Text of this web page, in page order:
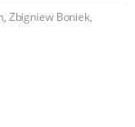
, Zbigniew Boniek,